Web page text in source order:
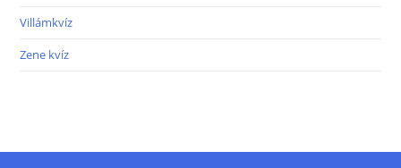
Villámkvíz
Zene kvíz